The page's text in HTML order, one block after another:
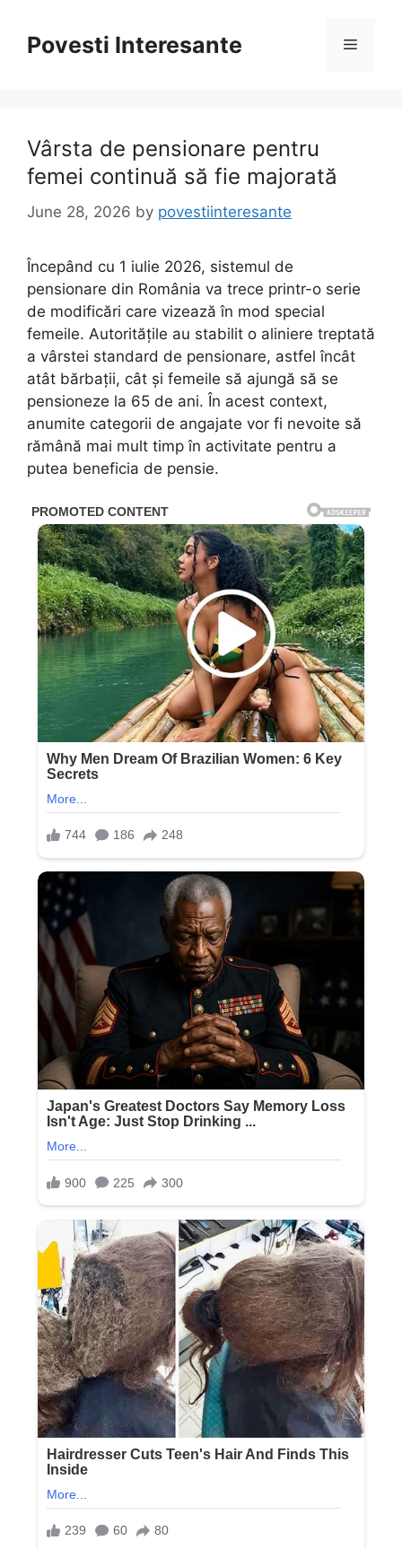
contentPovesti Interesante Menu
Vârsta de pensionare pentru
femei continuă să fie majorată
June 28, 2026 by povestiinteresante
Începând cu 1 iulie 2026, sistemul de
pensionare din România va trece printr-o serie
de modificări care vizează în mod special
femeile. Autoritățile au stabilit o aliniere treptată
a vârstei standard de pensionare, astfel încât
atât bărbații, cât și femeile să ajungă să se
pensioneze la 65 de ani. În acest context,
anumite categorii de angajate vor fi nevoite să
rămână mai mult timp în activitate pentru a
putea beneficia de pensie.